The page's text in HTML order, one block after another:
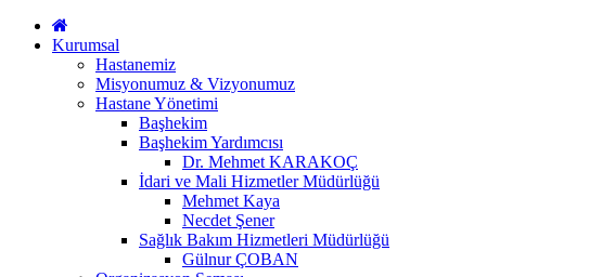
Kurumsal
Hastanemiz
Misyonumuz & Vizyonumuz
Hastane Yönetimi
Başhekim
Başhekim Yardımcısı
Dr. Mehmet KARAKOÇ
İdari ve Mali Hizmetler Müdürlüğü
Mehmet Kaya
Necdet Şener
Sağlık Bakım Hizmetleri Müdürlüğü
Gülnur ÇOBAN